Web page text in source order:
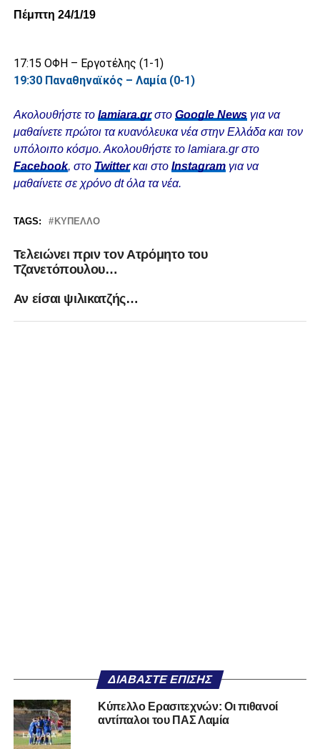
Πέμπτη 24/1/19
17:15 ΟΦΗ – Εργοτέλης (1-1)
19:30 Παναθηναϊκός – Λαμία (0-1)
Ακολουθήστε το lamiara.grστο Google Newsγια να
μαθαίνετε πρώτοι τα κυανόλευκα νέα στην Ελλάδα και τον
υπόλοιπο κόσμο. Ακολουθήστε το lamiara.gr στο
Facebook, στο Twitterκαι στο Instagram για να
μαθαίνετε σε χρόνο dt όλα τα νέα.
TAGS: ΚΎΠΕΛΛΟ
Τελειώνει πριν τον Ατρόμητο του
Τζανετόπουλου…
Αν είσαι ψιλικατζής…
ΔΙΑΒΆΣΤΕ ΕΠΊΣΗΣ
Κύπελλο Ερασιτεχνών: Οι πιθανοί
αντίπαλοι του ΠΑΣ Λαμία